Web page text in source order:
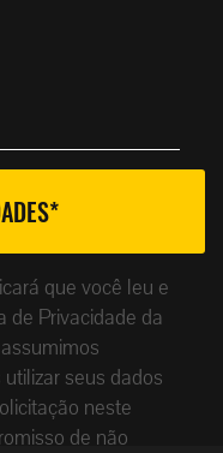
que você leu e
de Privacidade da
seus dados
neste
de não